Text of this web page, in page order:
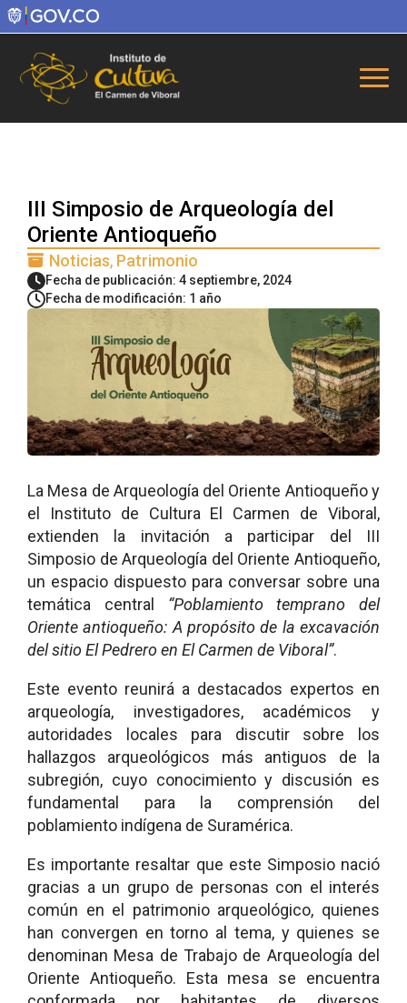
III Simposio de Arqueología del
Oriente Antioqueño
Noticias Patrimonio
Fecha de publicación: 4 septiembre, 2024
Fecha de modificación: 1 año
La Mesa de Arqueología del Oriente Antioqueño y
el Instituto de Cultura El Carmen de Viboral,
extienden la invitación a participar del III
Simposio de Arqueología del Oriente Antioqueño,
un espacio dispuesto para conversar sobre una
temática central “Poblamiento temprano del
Oriente antioqueño: A propósito de la excavación
del sitio El Pedrero en El Carmen de Viboral”.
Este evento reunirá a destacados expertos en
arqueología, investigadores, académicos y
autoridades locales para discutir sobre los
hallazgos arqueológicos más antiguos de la
subregión, cuyo conocimiento y discusión es
fundamental para la comprensión del
poblamiento indígena de Suramérica.
Es importante resaltar que este Simposio nació
gracias a un grupo de personas con el interés
común en el patrimonio arqueológico, quienes
han convergen en torno al tema, y quienes se
denominan Mesa de Trabajo de Arqueología del
Oriente Antioqueño. Esta mesa se encuentra